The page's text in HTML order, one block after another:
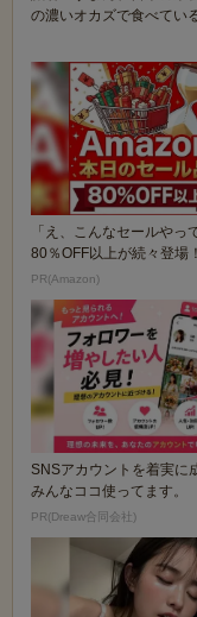
の濃いオカズで食べてい
「え、こんなセールやっ
80％OFF以上が続々登場
の本気が...
PR(Amazon)
SNSアカウントを着実に
みんなココ使ってます。
PR(Dreaw合同会社)